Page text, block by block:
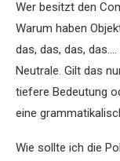
Wer besitzt den
Warum haben
das, das, das,
Neutrale. Gilt das
tiefere Bedeutung
eine
Wie sollte ich die